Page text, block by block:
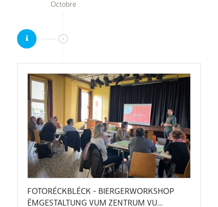
Octobre
FOTORÉCKBLÉCK - BIERGERWORKSHOP
ËMGESTALTUNG VUM ZENTRUM VU...